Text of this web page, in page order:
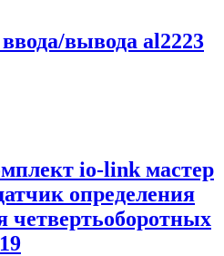
вывода al2223
io-link мастер
определения
четвертьоборотных